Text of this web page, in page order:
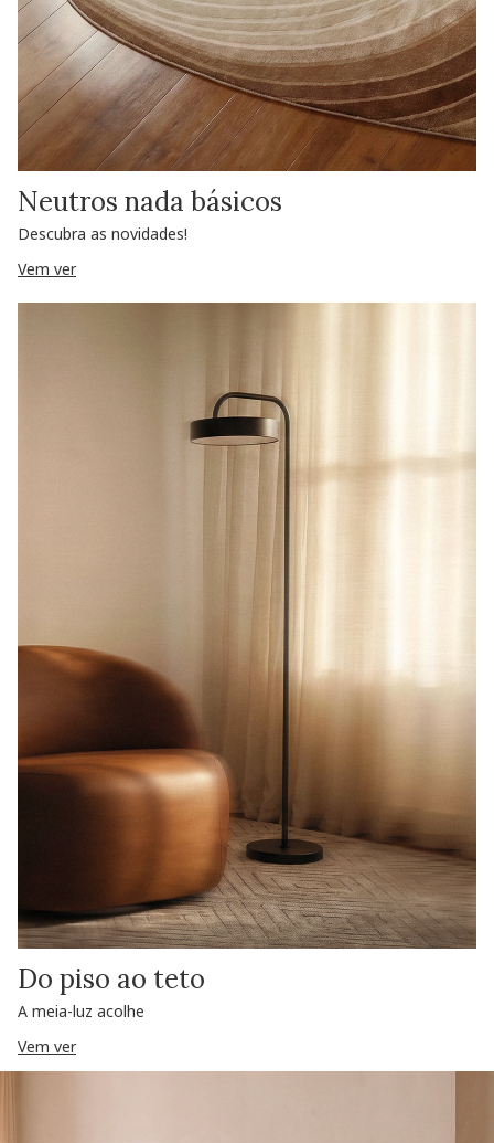
Neutros nada básicos
Descubra as novidades!
Vem ver
Do piso ao teto
A meia-luz acolhe
Vem ver